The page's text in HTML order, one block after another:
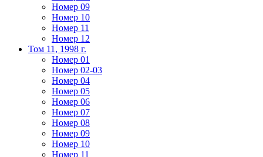
Номер 09
Номер 10
Номер 11
Номер 12
Том 11, 1998 г.
Номер 01
Номер 02-03
Номер 04
Номер 05
Номер 06
Номер 07
Номер 08
Номер 09
Номер 10
Номер 11